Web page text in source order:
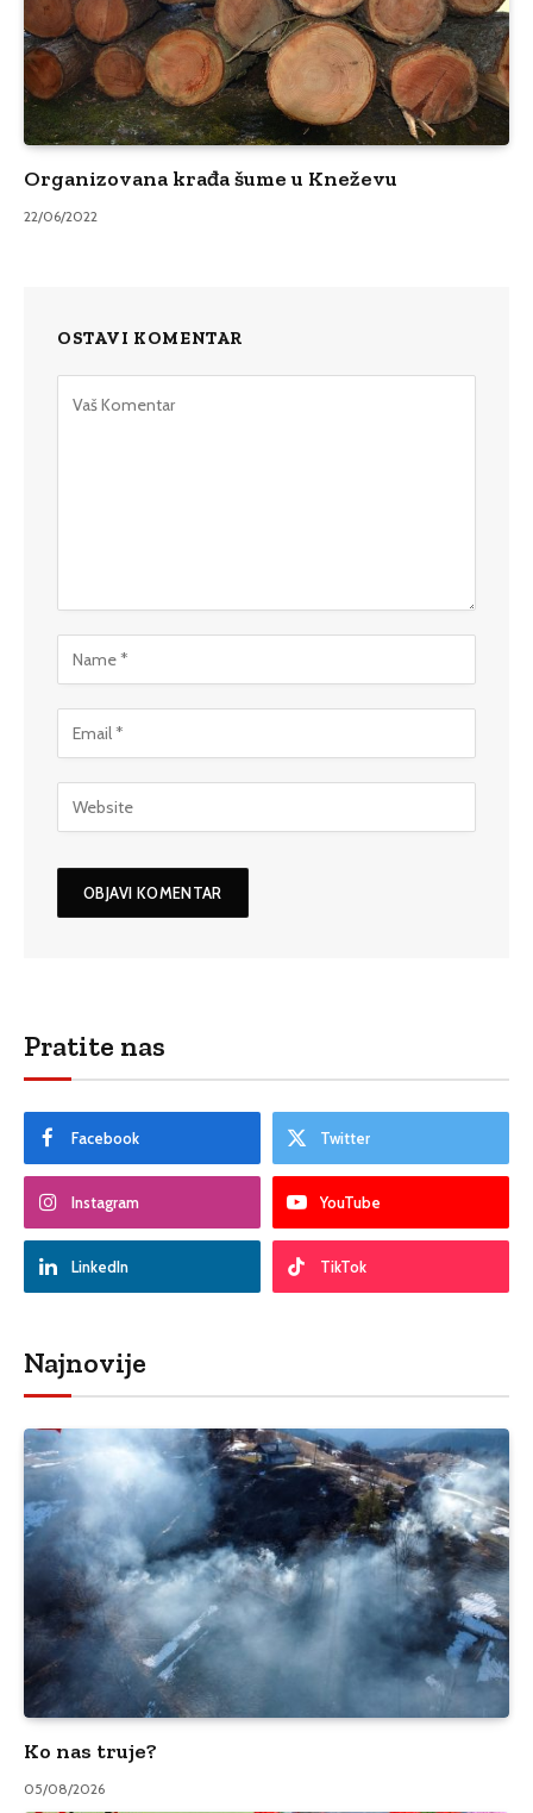
Organizovana krađa šume u Kneževu
22/06/2022
OSTAVI KOMENTAR
Pratite nas
Facebook Twitter
Instagram YouTube
LinkedIn TikTok
Najnovije
Ko nas truje?
05/08/2026